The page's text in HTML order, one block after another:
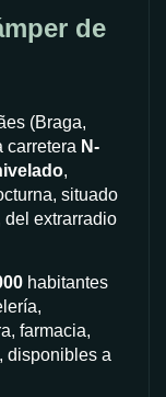
de
(Braga,
carretera N-
,
situado
del extrarradio
habitantes
farmacia,
disponibles a